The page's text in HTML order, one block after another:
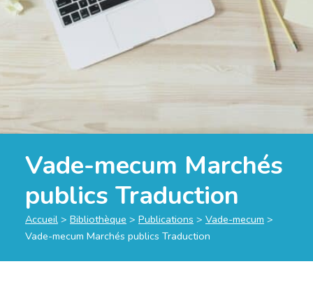
Vade-mecum Marchés
publics Traduction
Accueil > Bibliothèque > Publications > Vade-mecum >
Vade-mecum Marchés publics Traduction